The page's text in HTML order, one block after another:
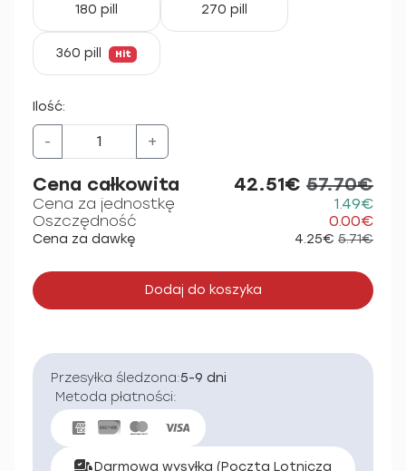
180 pill 270 pill
360 pill Hit
Ilość:
- +
Cena całkowita 42.51€ 57.70€
Cena za jednostkę
1.49€
Oszczędność
0.00€
Cena za dawkę 4.25€ 5.71€
Dodaj do koszyka
Przesyłka śledzona:5-9 dni
Metoda płatności:
Darmowa wysyłka (Pocztą Lotniczą